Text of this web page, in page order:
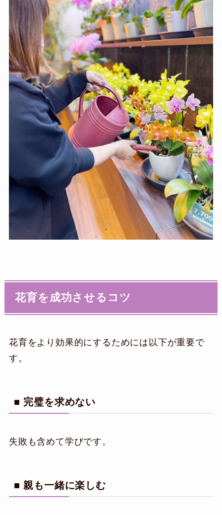
花育を成功させるコツ
花育をより効果的にするためには以下が重要で
す。
■ 完璧を求めない
失敗も含めて学びです。
■ 親も一緒に楽しむ